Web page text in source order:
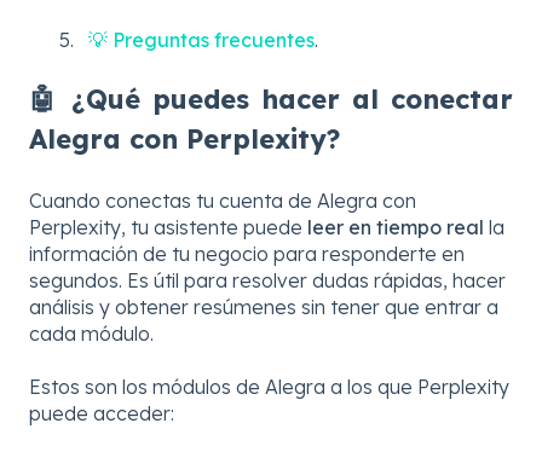
💡 Preguntas frecuentes.
🤖 ¿Qué puedes hacer al conectar
Alegra con Perplexity?
Cuando conectas tu cuenta de Alegra con
Perplexity, tu asistente puede leer en tiempo real la
información de tu negocio para responderte en
segundos. Es útil para resolver dudas rápidas, hacer
análisis y obtener resúmenes sin tener que entrar a
cada módulo.
Estos son los módulos de Alegra a los que Perplexity
puede acceder: